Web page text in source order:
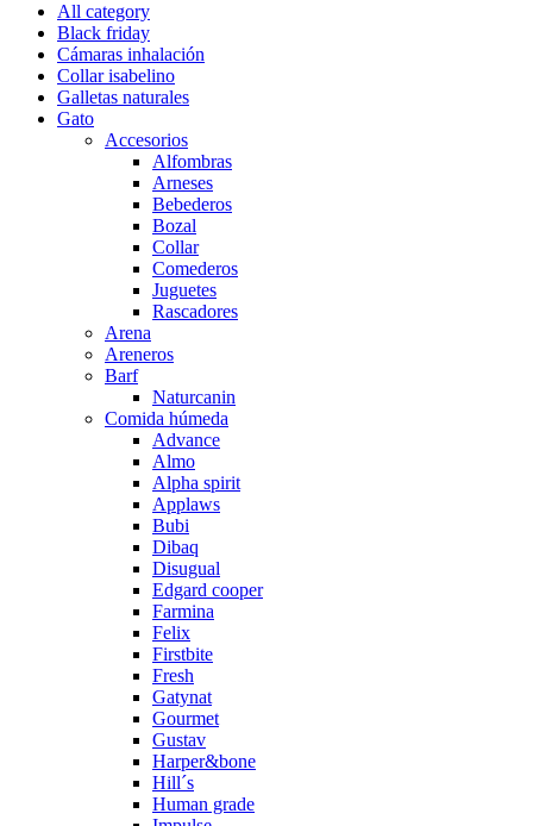
All category
Black friday
Cámaras inhalación
Collar isabelino
Galletas naturales
Gato
Accesorios
Alfombras
Arneses
Bebederos
Bozal
Collar
Comederos
Juguetes
Rascadores
Arena
Areneros
Barf
Naturcanin
Comida húmeda
Advance
Almo
Alpha spirit
Applaws
Bubi
Dibaq
Disugual
Edgard cooper
Farmina
Felix
Firstbite
Fresh
Gatynat
Gourmet
Gustav
Harper&bone
Hill´s
Human grade